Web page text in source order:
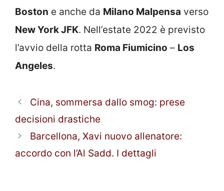
Boston e anche da Milano Malpensa verso
New York JFK. Nell’estate 2022 è previsto
l’avvio della rotta Roma Fiumicino – Los
Angeles.
Cina, sommersa dallo smog: prese
decisioni drastiche
Barcellona, Xavi nuovo allenatore:
accordo con l’Al Sadd. I dettagli